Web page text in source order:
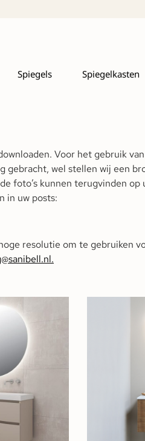
Spiegels Spiegelkasten
Voor het gebruik
gebracht, wel stellen wij een
foto’s kunnen terugvinden op
in uw posts:
resolutie om te gebruiken
.